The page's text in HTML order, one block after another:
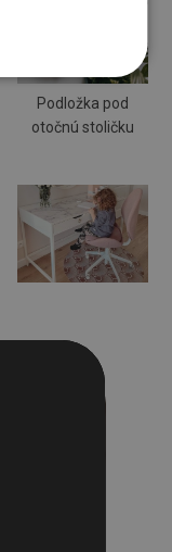
Podložka pod
otočnú stoličku